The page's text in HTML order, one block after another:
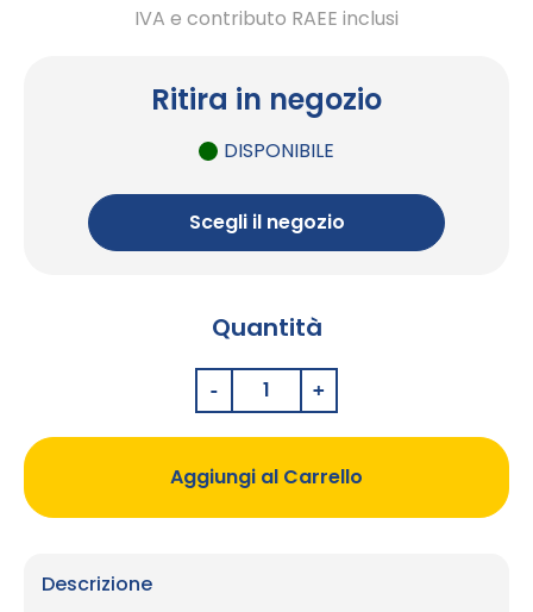
IVA e contributo RAEE inclusi
Ritira in negozio
DISPONIBILE
Scegli il negozio
Quantità
Aggiungi al Carrello
Descrizione